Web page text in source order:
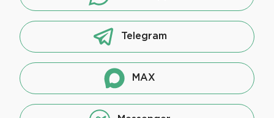
Telegram
MAX